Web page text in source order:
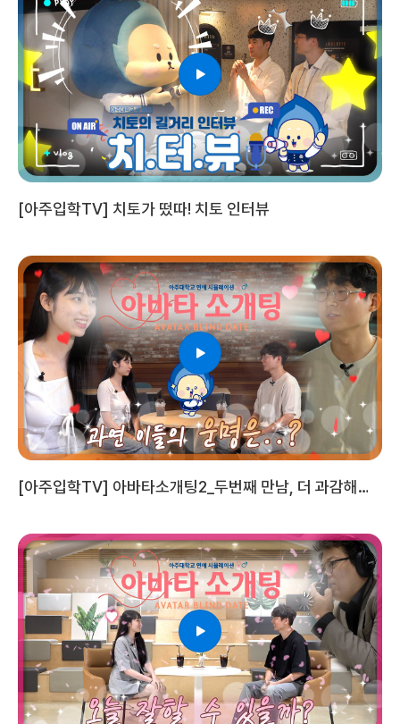
[아주입학TV] 치토가 떴따! 치토 인터뷰
[아주입학TV] 아바타소개팅2_두번째 만남, 더 과감해진